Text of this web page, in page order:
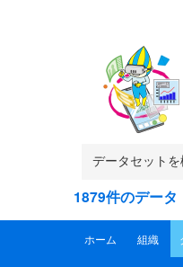
1879件のデー
ホーム 組織